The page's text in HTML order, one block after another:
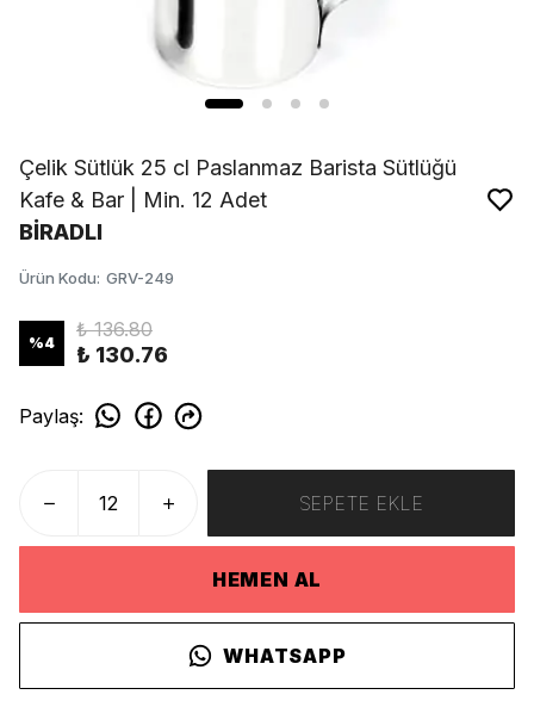
Çelik Sütlük 25 cl Paslanmaz Barista Sütlüğü
Kafe & Bar | Min. 12 Adet
BİRADLI
Ürün Kodu: GRV-249
%4
₺ 136.80
₺ 130.76
Paylaş:
SEPETE EKLE
HEMEN AL
WHATSAPP